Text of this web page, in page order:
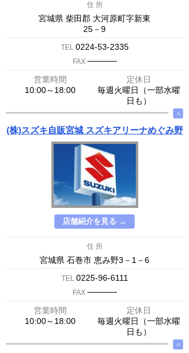
住 所
宮城県 柴田郡 大河原町字新東
25－9
TEL 0224-53-2335
FAX ─────
営業時間
定休日
10:00～18:00
毎週火曜日（一部水曜
日も）
∧
(株)スズキ自販宮城 スズキアリーナめぐみ野
店舗紹介を見る →
住 所
宮城県 石巻市 恵み野3－1－6
TEL 0225-96-6111
FAX ─────
営業時間
定休日
10:00～18:00
毎週火曜日（一部水曜
日も）
∧